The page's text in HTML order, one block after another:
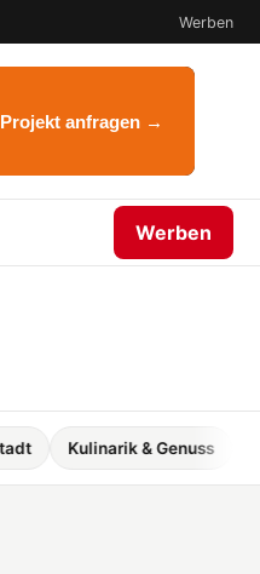
Werben
Projekt anfragen →
Werben
Kulinarik & Genuss